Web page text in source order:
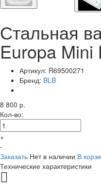
Стальная
Europa Mini
Артикул: R69500271
Бренд: BLB
8 800 р.
Кол-во:
+
-
Заказать Нет в наличии В
Технические характеристики